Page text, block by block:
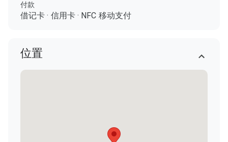
付款
借记卡 · 信用卡· NFC 移动支付
位置